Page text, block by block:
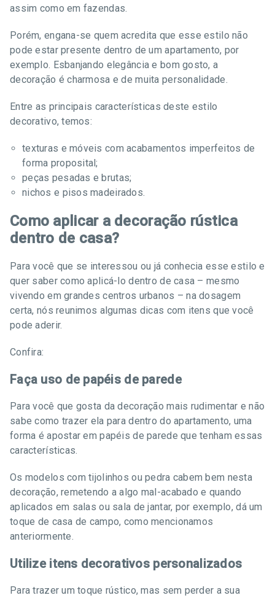
assim como em fazendas.
Porém, engana-se quem acredita que esse estilo não
pode estar presente dentro de um apartamento, por
exemplo. Esbanjando elegância e bom gosto, a
decoração é charmosa e de muita personalidade.
Entre as principais características deste estilo
decorativo, temos:
texturas e móveis com acabamentos imperfeitos de
forma proposital;
peças pesadas e brutas;
nichos e pisos madeirados.
Como aplicar a decoração rústica
dentro de casa?
Para você que se interessou ou já conhecia esse estilo e
quer saber como aplicá-lo dentro de casa – mesmo
vivendo em grandes centros urbanos – na dosagem
certa, nós reunimos algumas dicas com itens que você
pode aderir.
Confira:
Faça uso de papéis de parede
Para você que gosta da decoração mais rudimentar e não
sabe como trazer ela para dentro do apartamento, uma
forma é apostar em papéis de parede que tenham essas
características.
Os modelos com tijolinhos ou pedra cabem bem nesta
decoração, remetendo a algo mal-acabado e quando
aplicados em salas ou sala de jantar, por exemplo, dá um
toque de casa de campo, como mencionamos
anteriormente.
Utilize itens decorativos personalizados
Para trazer um toque rústico, mas sem perder a sua